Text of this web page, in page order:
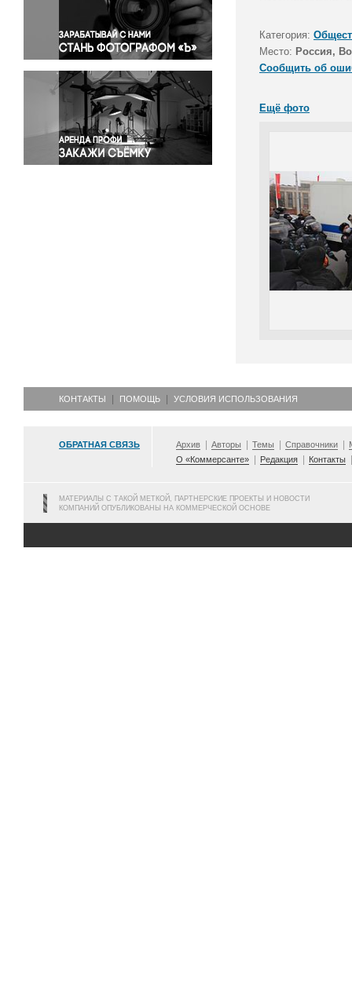
Правосудие
Происшествия и конфликты
Религия
Светская жизнь
Спорт
Экология
Экономика и бизнес
Категория:
Место: Россия,
Сообщить об
Ещё фото
КОНТАКТЫ ПОМОЩЬ УСЛОВИЯ ИСПОЛЬЗОВАНИЯ
ОБРАТНАЯ СВЯЗЬ Архив Авторы Темы Справочники
О «Коммерсанте»
Редакция Контакты
МАТЕРИАЛЫ С ТАКОЙ МЕТКОЙ, ПАРТНЕРСКИЕ ПРОЕКТЫ И НОВОСТИ
КОМПАНИЙ ОПУБЛИКОВАНЫ НА КОММЕРЧЕСКОЙ ОСНОВЕ